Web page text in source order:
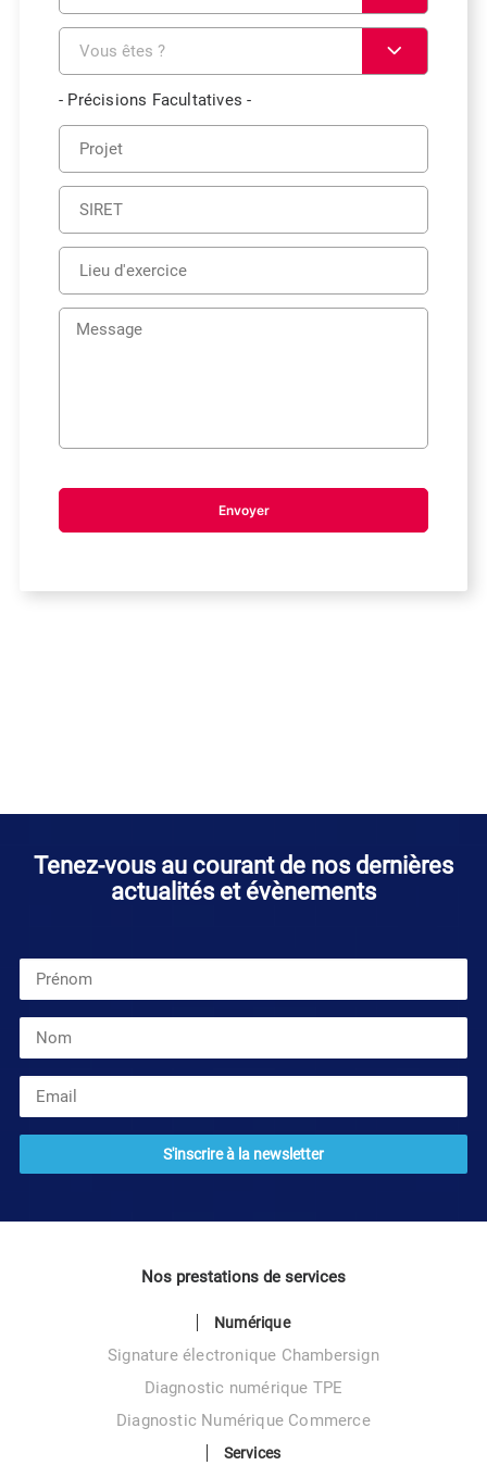
- Précisions Facultatives -
Tenez-vous au courant de nos dernières
actualités et évènements
Nos prestations de services
Numérique
Signature électronique Chambersign
Diagnostic numérique TPE
Diagnostic Numérique Commerce
Services